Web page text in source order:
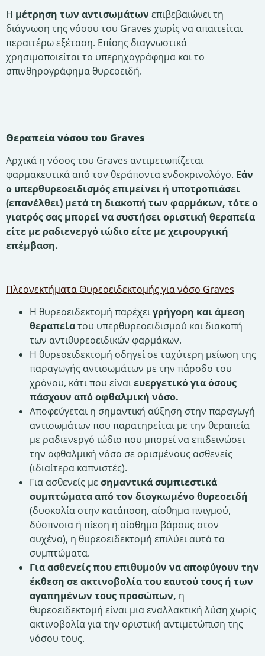
Η μέτρηση των αντισωμάτων επιβεβαιώνει τη
διάγνωση της νόσου του Graves χωρίς να απαιτείται
περαιτέρω εξέταση. Επίσης διαγνωστικά
χρησιμοποιείται το υπερηχογράφημα και το
σπινθηρογράφημα θυρεοειδή.
Θεραπεία νόσου του Graves
Αρχικά η νόσος του Graves αντιμετωπίζεται
φαρμακευτικά από τον θεράποντα ενδοκρινολόγο. Εάν
ο υπερθυρεοειδισμός επιμείνει ή υποτροπιάσει
(επανέλθει) μετά τη διακοπή των φαρμάκων, τότε ο
γιατρός σας μπορεί να συστήσει οριστική θεραπεία
είτε με ραδιενεργό ιώδιο είτε με χειρουργική
επέμβαση.
Πλεονεκτήματα Θυρεοειδεκτομής για νόσο Graves
Η θυρεοειδεκτομή παρέχειγρήγορη και άμεση
θεραπείατου υπερθυρεοειδισμού και διακοπή
των αντιθυρεοειδικών φαρμάκων.
Η θυρεοειδεκτομή οδηγεί σε ταχύτερη μείωση της
παραγωγής αντισωμάτων με την πάροδο του
χρόνου, κάτι που είναιευεργετικό για όσους
πάσχουν από οφθαλμική νόσο.
Αποφεύγεται η σημαντική αύξηση στην παραγωγή
αντισωμάτων που παρατηρείται με την θεραπεία
με ραδιενεργό ιώδιο που μπορεί να επιδεινώσει
την οφθαλμική νόσο σε ορισμένους ασθενείς
(ιδιαίτερα καπνιστές).
Για ασθενείς με σημαντικά συμπιεστικά
συμπτώματα από τον διογκωμένο θυρεοειδή
(δυσκολία στην κατάποση, αίσθημα πνιγμού,
δύσπνοια ή πίεση ή αίσθημα βάρους στον
αυχένα), η θυρεοειδεκτομή επιλύει αυτά τα
συμπτώματα.
Για ασθενείς που επιθυμούν να αποφύγουν την
έκθεση σε ακτινοβολία του εαυτού τους ή των
αγαπημένων τους προσώπων, η
θυρεοειδεκτομή είναι μια εναλλακτική λύση χωρίς
ακτινοβολία για την οριστική αντιμετώπιση της
νόσου τους.